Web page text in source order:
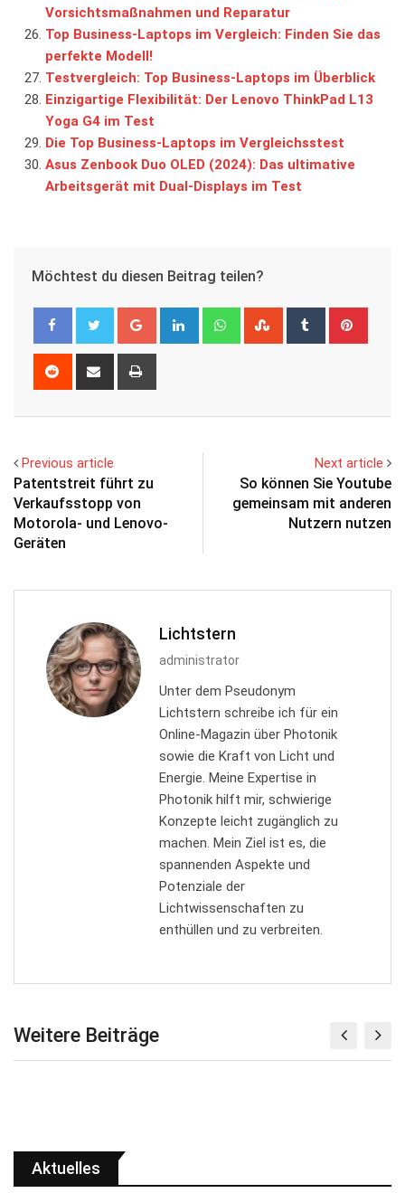
Vorsichtsmaßnahmen und Reparatur
Top Business-Laptops im Vergleich: Finden Sie das
perfekte Modell!
Testvergleich: Top Business-Laptops im Überblick
Einzigartige Flexibilität: Der Lenovo ThinkPad L13
Yoga G4 im Test
Die Top Business-Laptops im Vergleichsstest
Asus Zenbook Duo OLED (2024): Das ultimative
Arbeitsgerät mit Dual-Displays im Test
Möchtest du diesen Beitrag teilen?
Google+ LinkedIn WhatsappStumbleUpon
Tumblr
Reddit
Share
Previous article
Patentstreit führt zu
Verkaufsstopp von
Motorola- und Lenovo-
Geräten
Next article
So können Sie Youtube
gemeinsam mit anderen
Nutzern nutzen
Lichtstern
administrator
Unter dem Pseudonym
Lichtstern schreibe ich für ein
Online-Magazin über Photonik
sowie die Kraft von Licht und
Energie. Meine Expertise in
Photonik hilft mir, schwierige
Konzepte leicht zugänglich zu
machen. Mein Ziel ist es, die
spannenden Aspekte und
Potenziale der
Lichtwissenschaften zu
enthüllen und zu verbreiten.
Weitere Beiträge
Aktuelles